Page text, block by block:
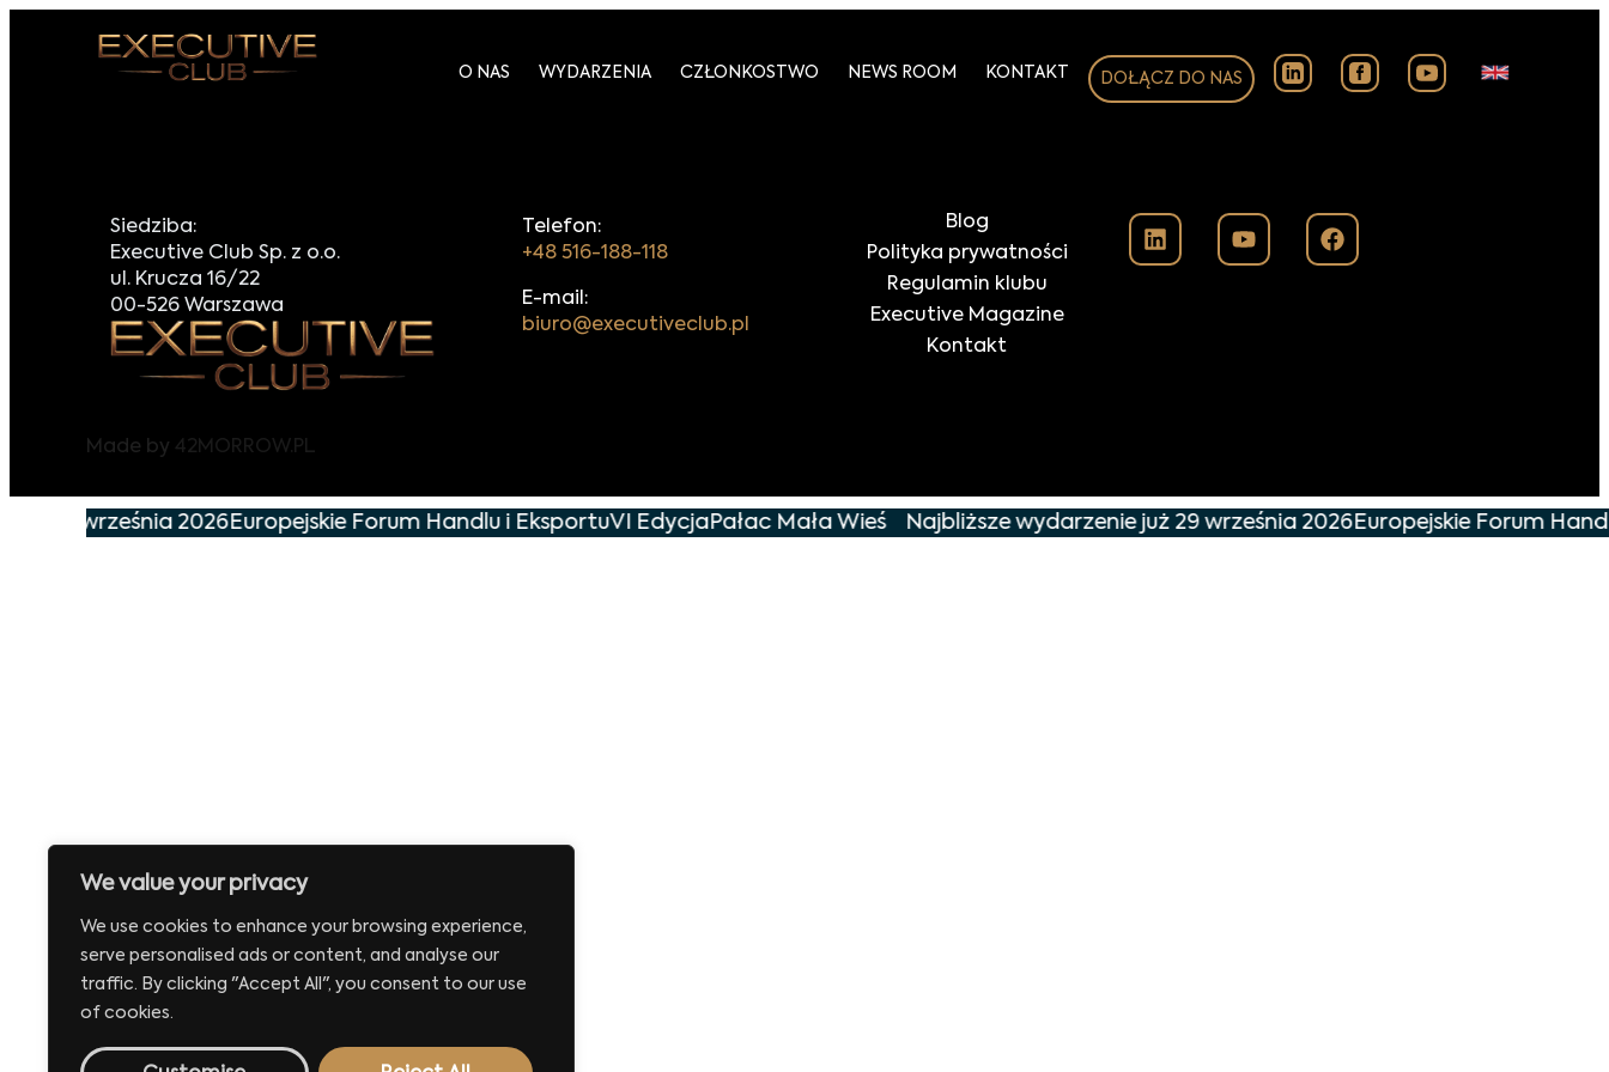
We value your privacy
We use cookies to enhance your browsing experience,
serve personalised ads or content, and analyse our
traffic. By clicking "Accept All", you consent to our use
of cookies.
O NAS WYDARZENIA CZŁONKOSTWO NEWS ROOM KONTAKT DOŁĄCZ DO NAS
Siedziba:
Executive Club Sp. z o.o.
ul. Krucza 16/22
00-526 Warszawa
Telefon:
+48 516-188-118
E-mail:
biuro@executiveclub.pl
Blog
Polityka prywatności
Regulamin klubu
Executive Magazine
Kontakt
Made by 42MORROW.PL
29 września 2026Europejskie Forum Handlu i EksportuVI EdycjaPałac Mała Wieś Najbliższe wydarzenie już 29 września 2026Europejskie Forum